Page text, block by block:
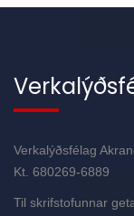
Verkalýðsfélag
Kt. 680269-6889
Til skrifstofunnar